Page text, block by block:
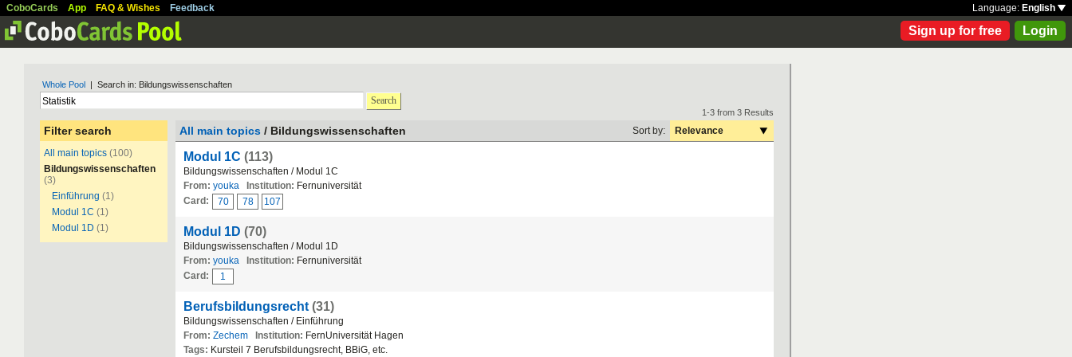
CoboCards App FAQ & Wishes Feedback Language: English
Sign up for free Login
Whole Pool | Search in: Bildungswissenschaften
Search
Filter search
All main topics (100)
Bildungswissenschaften
(3)
Einführung (1)
Modul 1C (1)
Modul 1D (1)
1-3 from 3 Results
All main topics / Bildungswissenschaften Sort by: Relevance
Modul 1C (113)
Bildungswissenschaften / Modul 1C
From: youka Institution: Fernuniversität
Card:
70 78 107
Modul 1D (70)
Bildungswissenschaften / Modul 1D
From: youka Institution: Fernuniversität
Card:
1
Berufsbildungsrecht (31)
Bildungswissenschaften / Einführung
From: Zechem Institution: FernUniversität Hagen
Tags: Kursteil 7 Berufsbildungsrecht, BBiG, etc.